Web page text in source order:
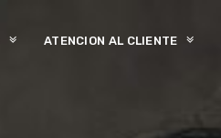
ATENCION AL CLIENTE